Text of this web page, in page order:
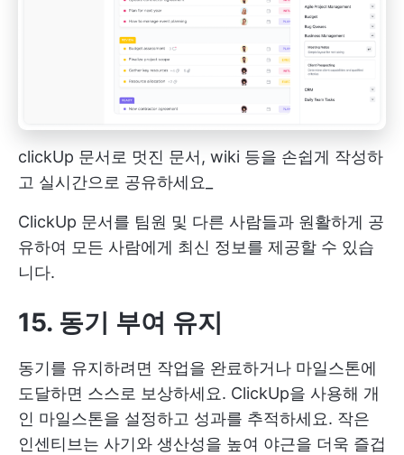
clickUp 문서로 멋진 문서, wiki 등을 손쉽게 작성하
고 실시간으로 공유하세요_
ClickUp 문서를 팀원 및 다른 사람들과 원활하게 공
유하여 모든 사람에게 최신 정보를 제공할 수 있습
니다.
15. 동기 부여 유지
동기를 유지하려면 작업을 완료하거나 마일스톤에
도달하면 스스로 보상하세요. ClickUp을 사용해 개
인 마일스톤을 설정하고 성과를 추적하세요. 작은
인센티브는 사기와 생산성을 높여 야근을 더욱 즐겁